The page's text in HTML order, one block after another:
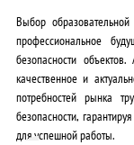
Выбор
профессиональное
безопасности объектов.
качественное и
потребностей рынка
безопасности,
для успешной работы.